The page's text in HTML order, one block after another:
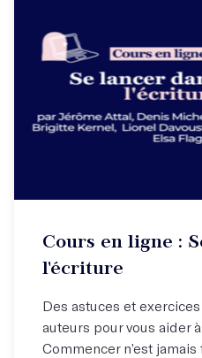
Cours en ligne :
l'écriture
Des astuces et
auteurs pour vous aider
Commencer n’est